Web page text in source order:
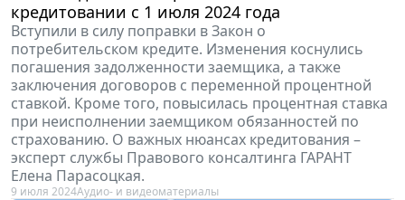
кредитовании с 1 июля 2024 года
Вступили в силу поправки в Закон о
потребительском кредите. Изменения коснулись
погашения задолженности заемщика, а также
заключения договоров с переменной процентной
ставкой. Кроме того, повысилась процентная ставка
при неисполнении заемщиком обязанностей по
страхованию. О важных нюансах кредитования –
эксперт службы Правового консалтинга ГАРАНТ
Елена Парасоцкая.
9 июля 2024Аудио- и видеоматериалы